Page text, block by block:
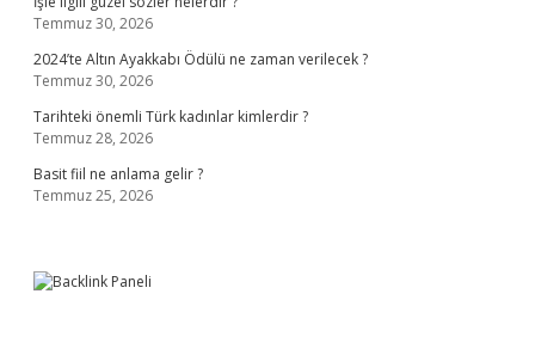
Temmuz 30, 2026
2024’te Altın Ayakkabı Ödülü ne zaman verilecek ?
Temmuz 30, 2026
Tarihteki önemli Türk kadınlar kimlerdir ?
Temmuz 28, 2026
Basit fiil ne anlama gelir ?
Temmuz 25, 2026